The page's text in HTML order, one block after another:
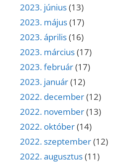
2023. június(13)
2023. május(17)
2023. április(16)
2023. március(17)
2023. február(17)
2023. január(12)
2022. december(12)
2022. november(13)
2022. október(14)
2022. szeptember(12)
2022. augusztus(11)